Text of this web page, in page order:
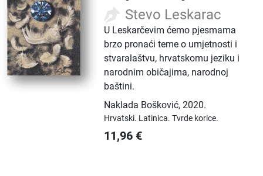
Stevo Leskarac
U Leskarčevim ćemo pjesmama
brzo pronaći teme o umjetnosti i
stvaralaštvu, hrvatskomu jeziku i
narodnim običajima, narodnoj
baštini.
Naklada Bošković,2020.
Hrvatski. Latinica.Tvrde korice.
11,96 €